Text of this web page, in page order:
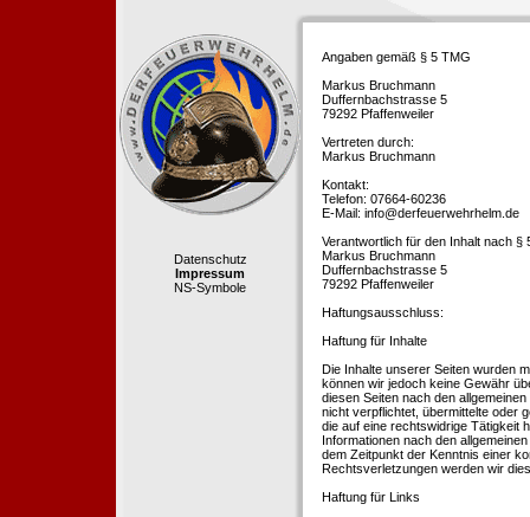
Datenschutz
Impressum
NS-Symbole
Angaben gemäß § 5 TMG
Markus Bruchmann
Duffernbachstrasse 5
79292 Pfaffenweiler
Vertreten durch:
Markus Bruchmann
Kontakt:
Telefon: 07664-60236
E-Mail: info@derfeuerwehrhelm.de
Verantwortlich für den Inhalt nach §
Markus Bruchmann
Duffernbachstrasse 5
79292 Pfaffenweiler
Haftungsausschluss:
Haftung für Inhalte
Die Inhalte unserer Seiten wurden
können wir jedoch keine Gewähr
diesen Seiten nach den
nicht verpflichtet, übermittelte oder
die auf eine rechtswidrige Tätigkeit
Informationen nach den
dem Zeitpunkt der Kenntnis einer
Rechtsverletzungen werden wir
Haftung für Links